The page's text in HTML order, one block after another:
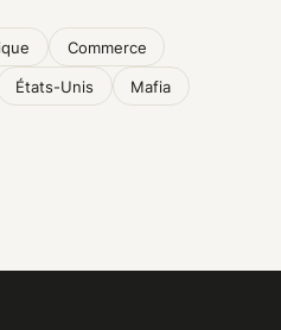
Commerce
États-Unis Mafia